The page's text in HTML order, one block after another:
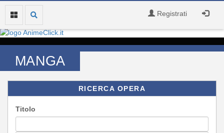
Registrati
MANGA
RICERCA OPERA
Titolo